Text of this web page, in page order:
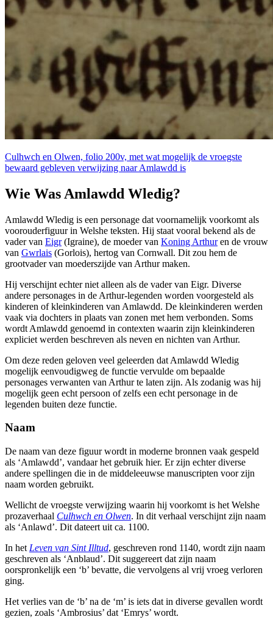
Culhwch en Olwen, folio 200v, met wat mogelijk de vroegste
bewaard gebleven verwijzing naar Amlawdd is
Wie Was Amlawdd Wledig?
Amlawdd Wledig is een personage dat voornamelijk voorkomt als
voorouderfiguur in Welshe teksten. Hij staat vooral bekend als de
vader van Eigr(Igraine), de moeder van Koning Arthuren de vrouw
van Gwrlais (Gorlois), hertog van Cornwall. Dit zou hem de
grootvader van moederszijde van Arthur maken.
Hij verschijnt echter niet alleen als de vader van Eigr. Diverse
andere personages in de Arthur-legenden worden voorgesteld als
kinderen of kleinkinderen van Amlawdd. De kleinkinderen werden
vaak via dochters in plaats van zonen met hem verbonden. Soms
wordt Amlawdd genoemd in contexten waarin zijn kleinkinderen
expliciet werden beschreven als neven en nichten van Arthur.
Om deze reden geloven veel geleerden dat Amlawdd Wledig
mogelijk eenvoudigweg de functie vervulde om bepaalde
personages verwanten van Arthur te laten zijn. Als zodanig was hij
mogelijk geen echt persoon of zelfs een echt personage in de
legenden buiten deze functie.
Naam
De naam van deze figuur wordt in moderne bronnen vaak gespeld
als ‘Amlawdd’, vandaar het gebruik hier. Er zijn echter diverse
andere spellingen die in de middeleeuwse manuscripten voor zijn
naam worden gebruikt.
Wellicht de vroegste verwijzing waarin hij voorkomt is het Welshe
prozaverhaal Culhwch en Olwen. In dit verhaal verschijnt zijn naam
als ‘Anlawd’. Dit dateert uit ca. 1100.
In het Leven van Sint Illtud, geschreven rond 1140, wordt zijn naam
geschreven als ‘Anblaud’. Dit suggereert dat zijn naam
oorspronkelijk een ‘b’ bevatte, die vervolgens al vrij vroeg verloren
ging.
Het verlies van de ‘b’ na de ‘m’ is iets dat in diverse gevallen wordt
gezien, zoals ‘Ambrosius’ dat ‘Emrys’ wordt.